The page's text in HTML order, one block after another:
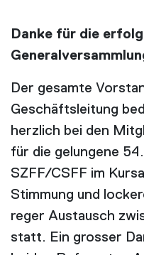
Danke für die
Der gesamte
Geschäftsleitung
herzlich bei den
für die gelungene
SZFF/CSFF im
Stimmung und
reger Austausch
statt. Ein grosser